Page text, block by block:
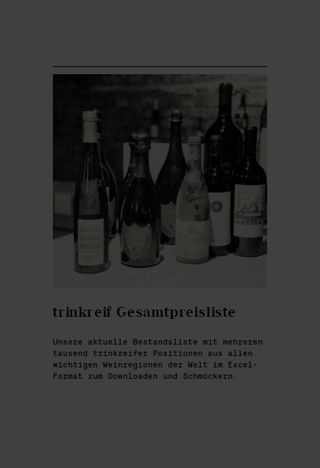
trinkreif Gesamtpreisliste
Unsere aktuelle Bestandsliste mit mehreren
tausend trinkreifer Positionen aus allen
wichtigen Weinregionen der Welt im Excel-
Format zum Downloaden und Schmöckern.